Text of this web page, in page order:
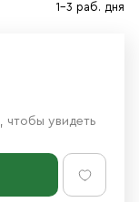
1-3 раб. дня
, чтобы увидеть